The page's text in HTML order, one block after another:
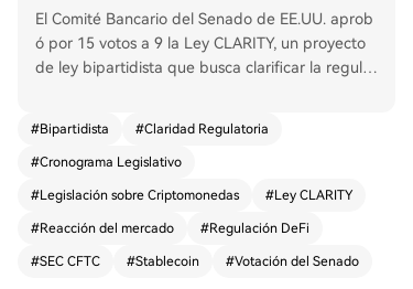
El Comité Bancario del Senado de EE.UU. aprob
ó por 15 votos a 9 la Ley CLARITY, un proyecto
de ley bipartidista que busca clarificar la regula
y la CFTC sobre qué activos digitales son valores
y cuáles son materias primas, y establecer reglas
para intercambios y custodios. La aprobación im
s como Coinbase se dispararon. El proceso fue t
enso, y su avance dependió del apoyo de dos d
#Bipartidista #Claridad Regulatoria
#Cronograma Legislativo
#Legislación sobre Criptomonedas #Ley CLARITY
#Reacción del mercado #Regulación DeFi
#SEC CFTC #Stablecoin #Votación del Senado